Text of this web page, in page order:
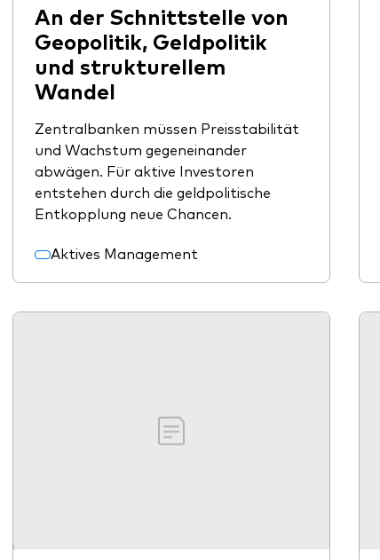
An der Schnittstelle von
Geopolitik, Geldpolitik
und strukturellem
Wandel
Zentralbanken müssen Preisstabilität
und Wachstum gegeneinander
abwägen. Für aktive Investoren
entstehen durch die geldpolitische
Entkopplung neue Chancen.
Aktives Management